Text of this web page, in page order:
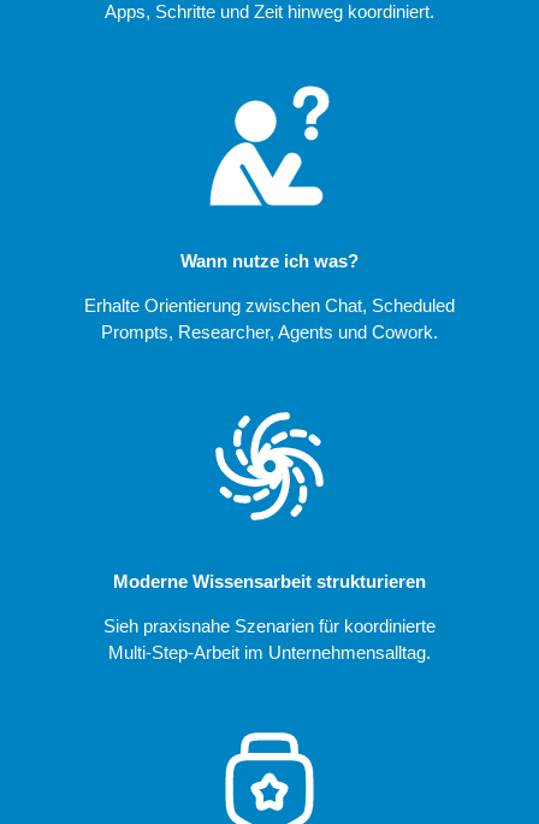
Apps, Schritte und Zeit hinweg koordiniert.
Wann nutze ich was?
Erhalte Orientierung zwischen Chat, Scheduled
Prompts, Researcher, Agents und Cowork.
Moderne Wissensarbeit strukturieren
Sieh praxisnahe Szenarien für koordinierte
Multi-Step-Arbeit im Unternehmensalltag.